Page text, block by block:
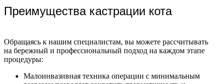
Преимущества кастрации кота
Обращаясь к нашим специалистам, вы можете рассчитывать
на бережный и профессиональный подход на каждом этапе
процедуры:
Малоинвазивная техника операции с минимальным